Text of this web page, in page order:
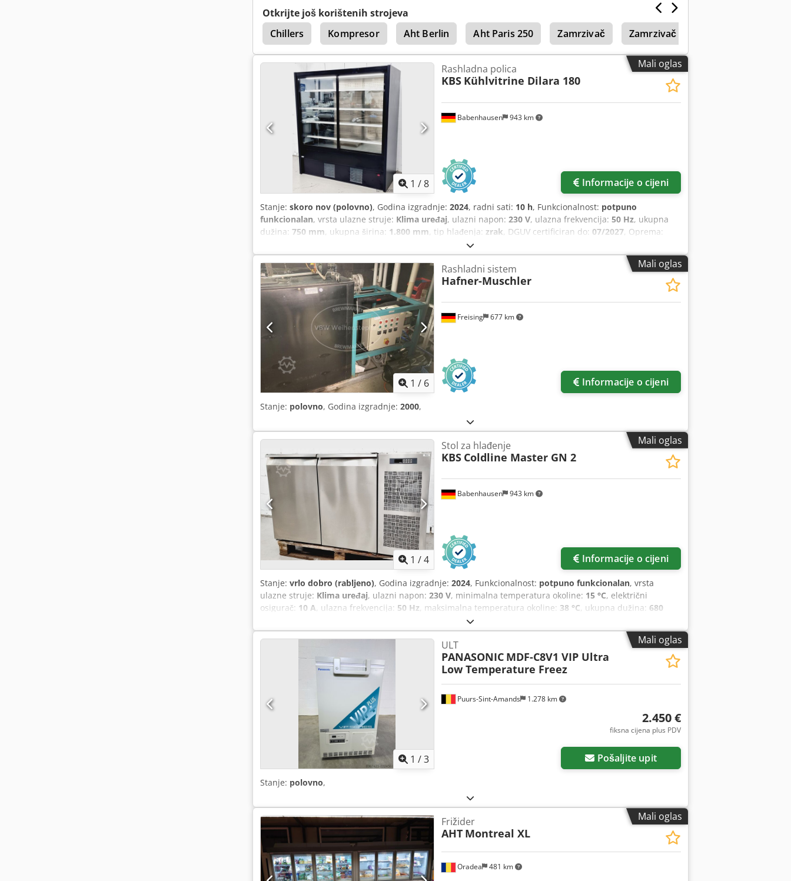
Otkrijte još korištenih strojeva
Chillers
Kompresor Aht Berlin Aht Paris 250 Zamrzivač Zamrzivač Industrije
Mali oglas
1 /8
Babenhausen 943 km
Rashladna polica
KBS Kühlvitrine Dilara 180
Informacije o cijeni
Stanje: skoro nov (polovno), Godina izgradnje: 2024, radni sati: 10 h, Funkcionalnost: potpuno
funkcionalan, vrsta ulazne struje: Klima uređaj, ulazni napon: 230 V, ulazna frekvencija: 50 Hz, ukupna
dužina: 750 mm, ukupna širina: 1.800 mm, tip hlađenja: zrak, DGUV certificiran do: 07/2027, Oprema:
Mali oglas
1 / 6
Freising 677 km
Rashladni sistem
Hafner-Muschler
Informacije o cijeni
Stanje: polovno, Godina izgradnje: 2000,
Mali oglas
1 /4
Babenhausen 943 km
Stol za hlađenje
KBS Coldline Master GN 2
Informacije o cijeni
Stanje: vrlo dobro (rabljeno), Godina izgradnje: 2024, Funkcionalnost: potpuno funkcionalan, vrsta
ulazne struje: Klima uređaj, ulazni napon: 230 V, minimalna temperatura okoline: 15 °C, električni
osigurač: 10 A, ulazna frekvencija: 50 Hz, maksimalna temperatura okoline: 38 °C, ukupna dužina: 680
Mali oglas
1 /3
Puurs-Sint-Amands 1.278 km
ULT
PANASONIC MDF-C8V1 VIP Ultra
Low Temperature Freez
2.450 €
fiksna cijena plus PDV
Pošaljite upit
Stanje: polovno,
Mali oglas
Oradea 481 km
Frižider
AHT Montreal XL